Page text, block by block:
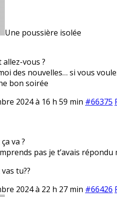
Une poussière isolée
allez-vous ?
des nouvelles… si vous
bon soirée
2024 à 16 h 59 min #66375
va ?
pas je t’avais répondu
tu??
2024 à 22 h 27 min #66426